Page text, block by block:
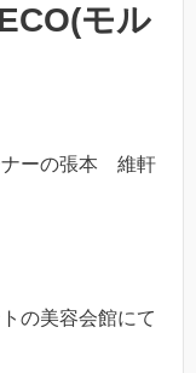
モル
ナーの張本 維軒
の美容会館にて